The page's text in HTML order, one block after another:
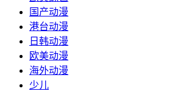
国产动漫
港台动漫
日韩动漫
欧美动漫
海外动漫
少儿